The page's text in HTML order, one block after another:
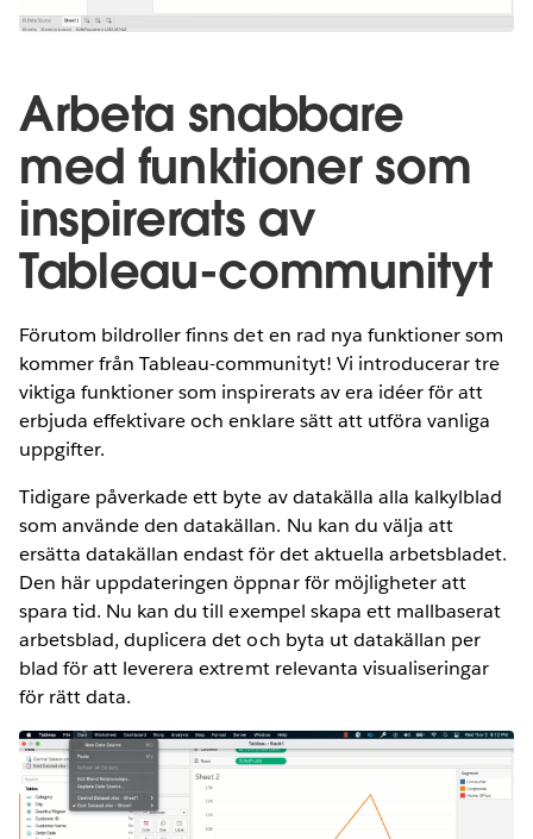
Arbeta snabbare
med funktioner som
inspirerats av
Tableau-communityt
Förutom bildroller finns det en rad nya funktioner som
kommer från Tableau-communityt! Vi introducerar tre
viktiga funktioner som inspirerats av era idéer för att
erbjuda effektivare och enklare sätt att utföra vanliga
uppgifter.
Tidigare påverkade ett byte av datakälla alla kalkylblad
som använde den datakällan. Nu kan du välja att
ersätta datakällan endast för det aktuella arbetsbladet.
Den här uppdateringen öppnar för möjligheter att
spara tid. Nu kan du till exempel skapa ett mallbaserat
arbetsblad, duplicera det och byta ut datakällan per
blad för att leverera extremt relevanta visualiseringar
för rätt data.